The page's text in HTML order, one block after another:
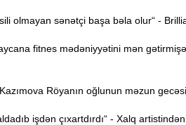
olmayan sənətçi başa bəla olur“ -
fitnes mədəniyyətini mən
Röyanın oğlunun məzun
işdən çıxartdırdı“ - Xalq